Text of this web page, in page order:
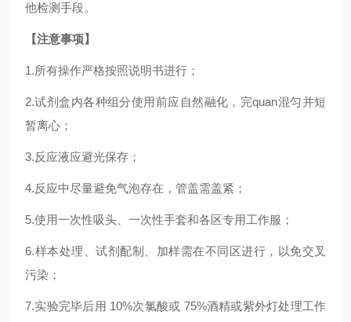
他检测手段。
【注意事项】
1.所有操作严格按照说明书进行；
2.试剂盒内各种组分使用前应自然融化，完quan混匀并短
暂离心；
3.反应液应避光保存；
4.反应中尽量避免气泡存在，管盖需盖紧；
5.使用一次性吸头、一次性手套和各区专用工作服；
6.样本处理、试剂配制、加样需在不同区进行，以免交叉
污染；
7.实验完毕后用 10%次氯酸或 75%酒精或紫外灯处理工作